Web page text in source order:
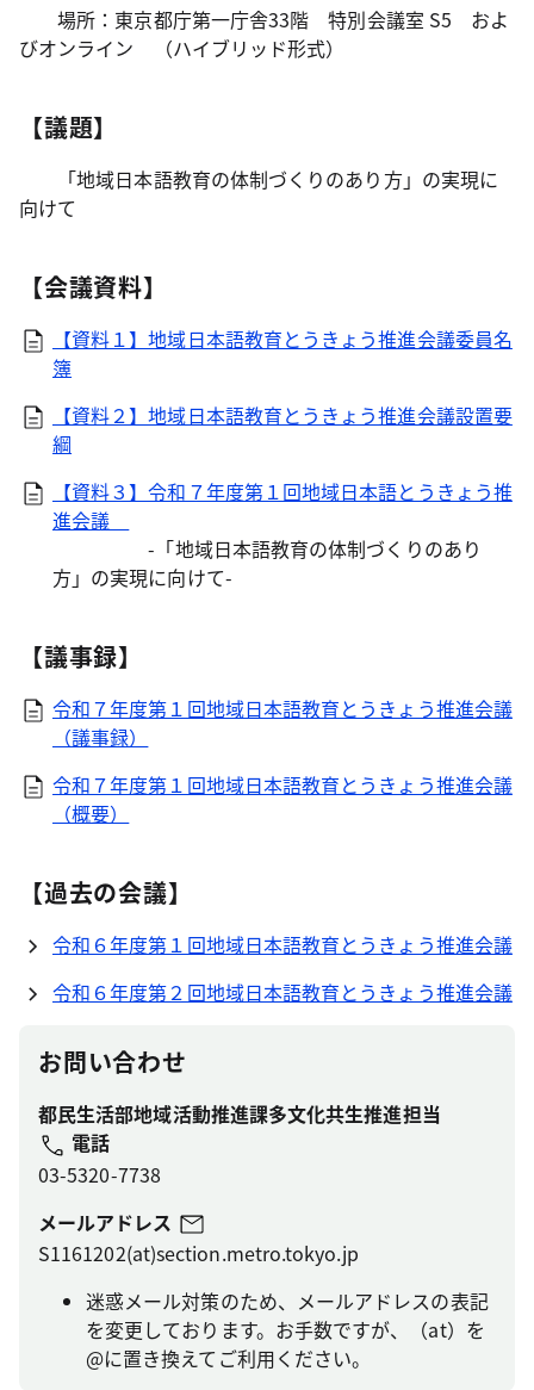
場所：東京都庁第一庁舎33階 特別会議室 S5 およ
びオンライン （ハイブリッド形式）
【議題】
「地域日本語教育の体制づくりのあり方」の実現に
向けて
【会議資料】
【資料１】地域日本語教育とうきょう推進会議委員名
簿
【資料２】地域日本語教育とうきょう推進会議設置要
綱
【資料３】令和７年度第１回地域日本語とうきょう推
進会議
-「地域日本語教育の体制づくりのあり
方」の実現に向けて-
【議事録】
令和７年度第１回地域日本語教育とうきょう推進会議
（議事録）
令和７年度第１回地域日本語教育とうきょう推進会議
（概要）
【過去の会議】
令和６年度第１回地域日本語教育とうきょう推進会議
令和６年度第２回地域日本語教育とうきょう推進会議
お問い合わせ
都民生活部地域活動推進課多文化共生推進担当
電話
03-5320-7738
メールアドレス
S1161202(at)section.metro.tokyo.jp
迷惑メール対策のため、メールアドレスの表記
を変更しております。お手数ですが、（at）を
@に置き換えてご利用ください。